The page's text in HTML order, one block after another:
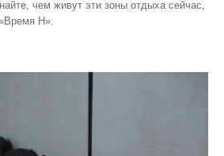
чем живут эти зоны отдыха сейчас,
Н».